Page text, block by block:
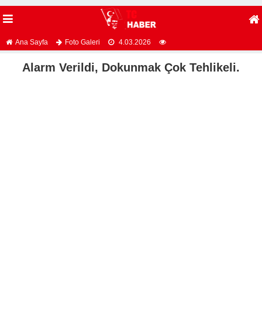
Ana Sayfa Foto Galeri 4.03.2026
Alarm Verildi, Dokunmak Çok Tehlikeli.